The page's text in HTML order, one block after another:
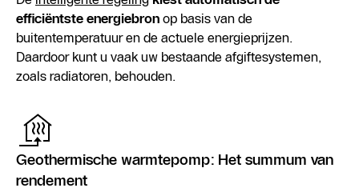
efficiëntste energiebron op basis van de
buitentemperatuur en de actuele energieprijzen.
Daardoor kunt u vaak uw bestaande afgiftesystemen,
zoals radiatoren, behouden.
Geothermische warmtepomp: Het summum van
rendement